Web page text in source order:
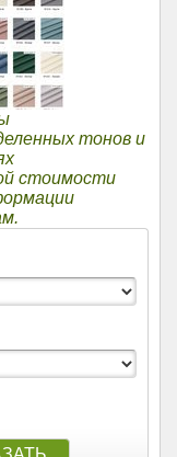
тонов и
стоимости